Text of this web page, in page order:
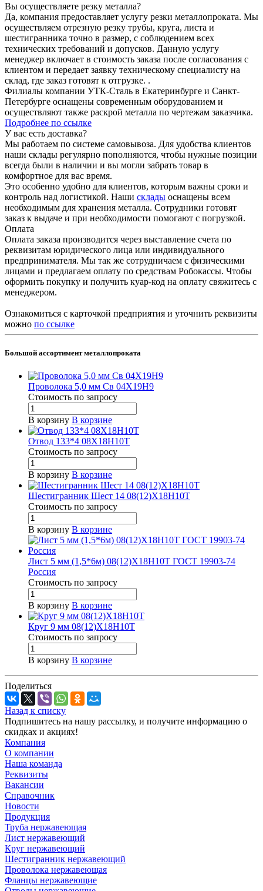
Вы осуществляете резку металла?
Да, компания предоставляет услугу резки металлопроката. Мы
осуществляем отрезную резку трубы, круга, листа и
шестигранника точно в размер, с соблюдением всех
технических требований и допусков. Данную услугу
менеджер включает в стоимость заказа после согласования с
клиентом и передает заявку техническому специалисту на
склад, где заказ готовят к отгрузке. .
Филиалы компании УТК-Сталь в Екатеринбурге и Санкт-
Петербурге оснащены современным оборудованием и
осуществляют также раскрой металла по чертежам заказчика.
Подробнее по ссылке
У вас есть доставка?
Мы работаем по системе самовывоза. Для удобства клиентов
наши склады регулярно пополняются, чтобы нужные позиции
всегда были в наличии и вы могли забрать товар в
комфортное для вас время.
Это особенно удобно для клиентов, которым важны сроки и
контроль над логистикой. Наши склады оснащены всем
необходимым для хранения металла. Сотрудники готовят
заказ к выдаче и при необходимости помогают с погрузкой.
Оплата
Оплата заказа производится через выставление счета по
реквизитам юридического лица или индивидуального
предпринимателя. Мы так же сотрудничаем с физическими
лицами и предлагаем оплату по средствам Робокассы. Чтобы
оформить покупку и получить куар-код на оплату свяжитесь с
менеджером.
Ознакомиться с карточкой предприятия и уточнить реквизиты
можно по ссылке
Большой ассортимент металлопроката
Проволока 5,0 мм Св 04Х19Н9
Стоимость по запросу
В корзину В корзине
Отвод 133*4 08Х18Н10Т
Стоимость по запросу
В корзину В корзине
Шестигранник Шест 14 08(12)Х18Н10Т
Стоимость по запросу
В корзину В корзине
Лист 5 мм (1,5*6м) 08(12)Х18Н10Т ГОСТ 19903-74
Россия
Стоимость по запросу
В корзину В корзине
Круг 9 мм 08(12)Х18Н10Т
Стоимость по запросу
В корзину В корзине
Поделиться
Назад к списку
Подпишитесь на нашу рассылку, и получите информацию о
скидках и акциях!
Компания
О компании
Наша команда
Реквизиты
Вакансии
Справочник
Новости
Продукция
Труба нержавеющая
Лист нержавеющий
Круг нержавеющий
Шестигранник нержавеющий
Проволока нержавеющая
Фланцы нержавеющие